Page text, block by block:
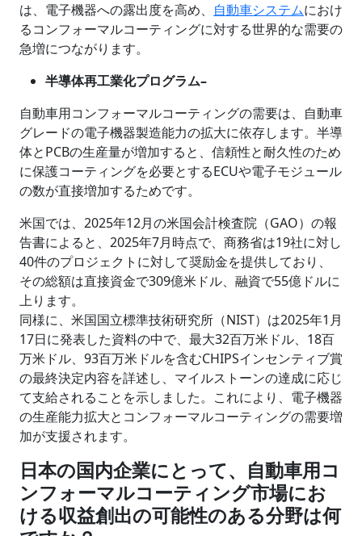
は、電子機器への露出度を高め、 自動車システムにおけ
るコンフォーマルコーティングに対する世界的な需要の
急増につながります。
半導体再工業化プログラム–
自動車用コンフォーマルコーティングの需要は、自動車
グレードの電子機器製造能力の拡大に依存します。半導
体とPCBの生産量が増加すると、信頼性と耐久性のため
に保護コーティングを必要とするECUや電子モジュール
の数が直接増加するためです。
米国では、2025年12月の米国会計検査院（GAO）の報
告書によると、2025年7月時点で、商務省は19社に対し
40件のプロジェクトに対して奨励金を提供しており、
その総額は直接資金で309億米ドル、融資で55億ドルに
上ります。
同様に、米国国立標準技術研究所（NIST）は2025年1月
17日に発表した資料の中で、最大32百万米ドル、18百
万米ドル、93百万米ドルを含むCHIPSインセンティブ賞
の最終決定内容を詳述し、マイルストーンの達成に応じ
て支給されることを示しました。これにより、電子機器
の生産能力拡大とコンフォーマルコーティングの需要増
加が支援されます。
日本の国内企業にとって、自動車用コ
ンフォーマルコーティング市場にお
ける収益創出の可能性のある分野は何